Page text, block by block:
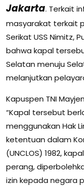
Jakarta. Terkait
masyarakat terkait
Serikat USS Nimitz,
bahwa kapal
Selatan menuju
melanjutkan
Kapuspen TNI
“Kapal tersebut
menggunakan Hak
ketentuan dalam
(UNCLOS) 1982,
perang,
izin kepada negara